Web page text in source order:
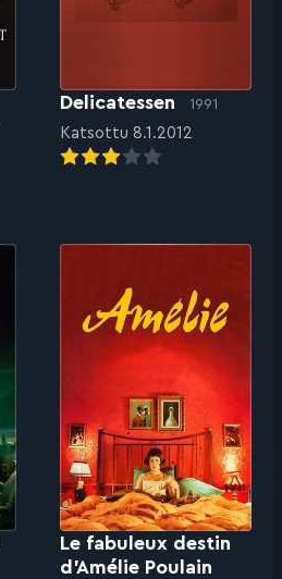
Delicatessen 1991
Katsottu 8.1.2012
Le fabuleux destin
d’Amélie Poulain